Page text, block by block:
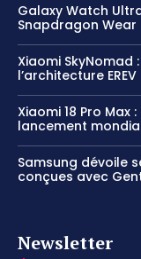
Galaxy Watch
Snapdragon Wear
Xiaomi
l’architecture
Xiaomi 18 Pro Max
lancement
Samsung dévoile
conçues avec
Newsletter